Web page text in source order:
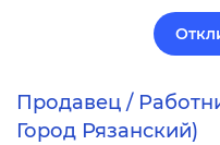
Продавец /
Город Рязанский)